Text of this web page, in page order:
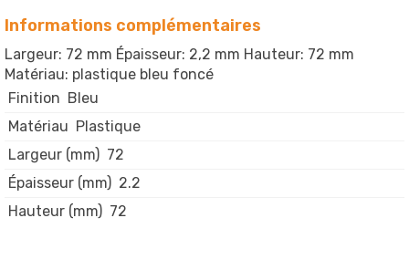
Informations complémentaires
Largeur: 72 mm Épaisseur: 2,2 mm Hauteur: 72 mm
Matériau: plastique bleu foncé
Finition Bleu
Matériau Plastique
Largeur (mm) 72
Épaisseur (mm) 2.2
Hauteur (mm) 72